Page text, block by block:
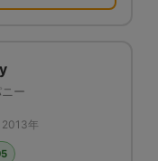
ー
年